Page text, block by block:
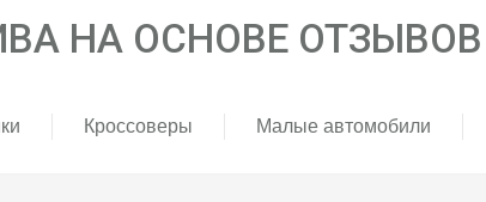
Кроссоверы Малые автомобили